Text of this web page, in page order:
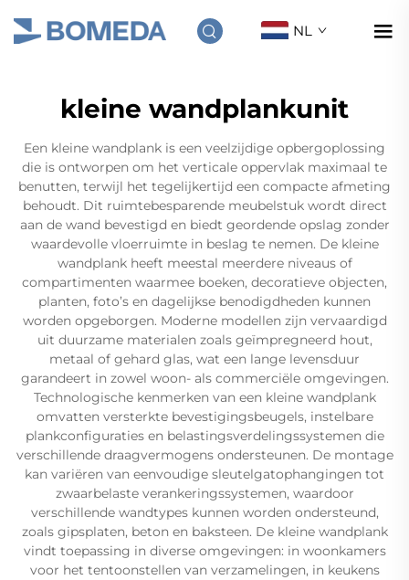
NL
kleine wandplankunit
Een kleine wandplank is een veelzijdige opbergoplossing
die is ontworpen om het verticale oppervlak maximaal te
benutten, terwijl het tegelijkertijd een compacte afmeting
behoudt. Dit ruimtebesparende meubelstuk wordt direct
aan de wand bevestigd en biedt geordende opslag zonder
waardevolle vloerruimte in beslag te nemen. De kleine
wandplank heeft meestal meerdere niveaus of
compartimenten waarmee boeken, decoratieve objecten,
planten, foto’s en dagelijkse benodigdheden kunnen
worden opgeborgen. Moderne modellen zijn vervaardigd
uit duurzame materialen zoals geïmpregneerd hout,
metaal of gehard glas, wat een lange levensduur
garandeert in zowel woon- als commerciële omgevingen.
Technologische kenmerken van een kleine wandplank
omvatten versterkte bevestigingsbeugels, instelbare
plankconfiguraties en belastingsverdelingssystemen die
verschillende draagvermogens ondersteunen. De montage
kan variëren van eenvoudige sleutelgatophangingen tot
zwaarbelaste verankeringssystemen, waardoor
verschillende wandtypes kunnen worden ondersteund,
zoals gipsplaten, beton en baksteen. De kleine wandplank
vindt toepassing in diverse omgevingen: in woonkamers
voor het tentoonstellen van verzamelingen, in keukens